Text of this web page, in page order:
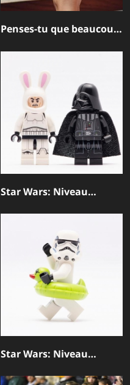
Penses-tu que beaucoup
profil?
Star Wars: Niveau
Star Wars: Niveau